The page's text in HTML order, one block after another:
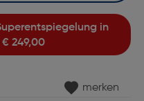
€ 249,00
merken